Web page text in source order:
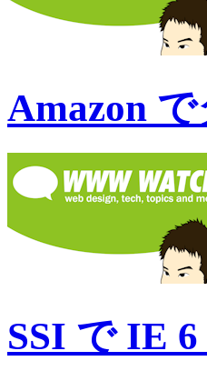
Amazon
SSI で IE